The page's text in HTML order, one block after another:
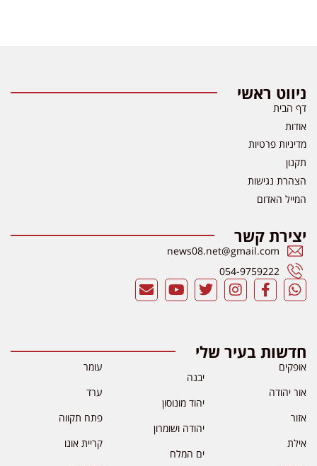
ניווט ראשי
דף הבית
אודות
מדיניות פרטיות
תקנון
הצהרת נגישות
המייל האדום
יצירת קשר
news08.net@gmail.com
054-9759222
חדשות בעיר שלי
אופקים
אור יהודה
אזור
אילת
יבנה
יהוד מונוסון
יהודה ושומרון
ים המלח
עומר
ערד
פתח תקווה
קריית אונו